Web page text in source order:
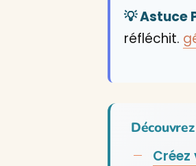
💡 Astuce
réfléchit.